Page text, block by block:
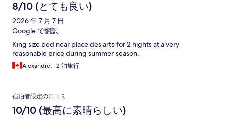
8/10 (とても良い)
2026 年 7 月 7 日
Google で翻訳
King size bed near place des arts for 2 nights at a very
reasonable price during summer season.
Alexandre、2 泊旅行
宿泊者限定の口コミ
10/10 (最高に素晴らしい)